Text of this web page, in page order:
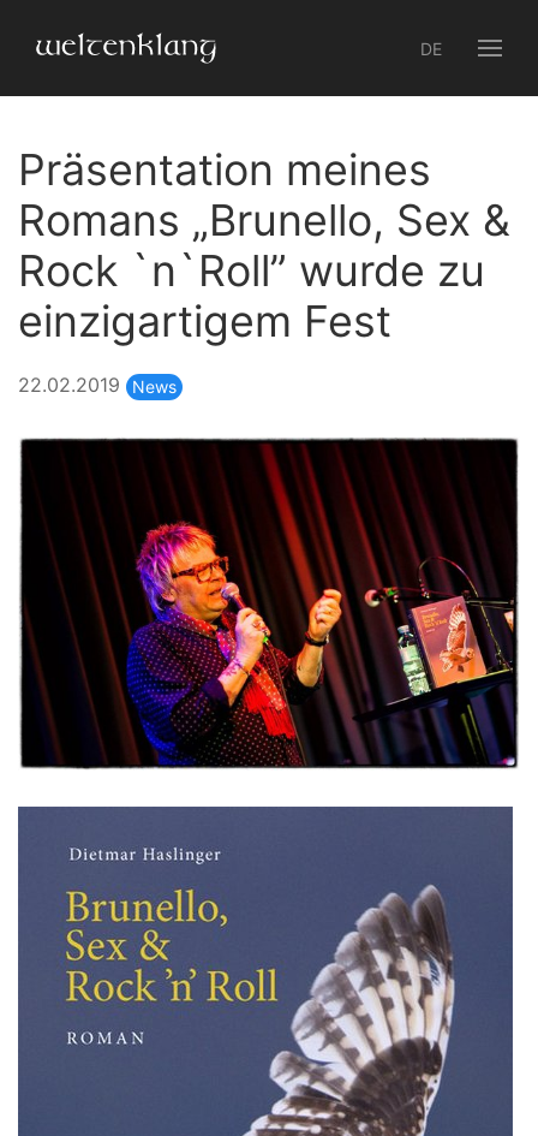
DE
Präsentation meines
Romans „Brunello, Sex &
Rock `n`Roll” wurde zu
einzigartigem Fest
22.02.2019 News